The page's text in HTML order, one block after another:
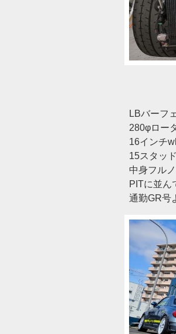
LBバーフ
280φロー
16インチ
15スタッ
中身フル
PITに並ん
通勤GR号